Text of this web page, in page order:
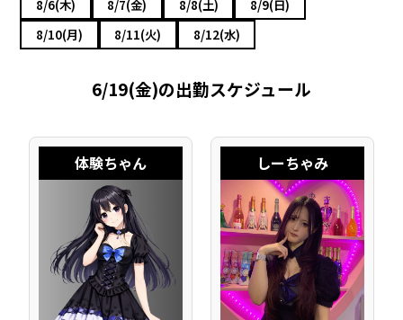
8/6(木) 8/7(金) 8/8(土)
8/9(日)
8/10(月)
8/11(火) 8/12(水)
6/19(金)の出勤スケジュール
体験ちゃん しーちゃみ